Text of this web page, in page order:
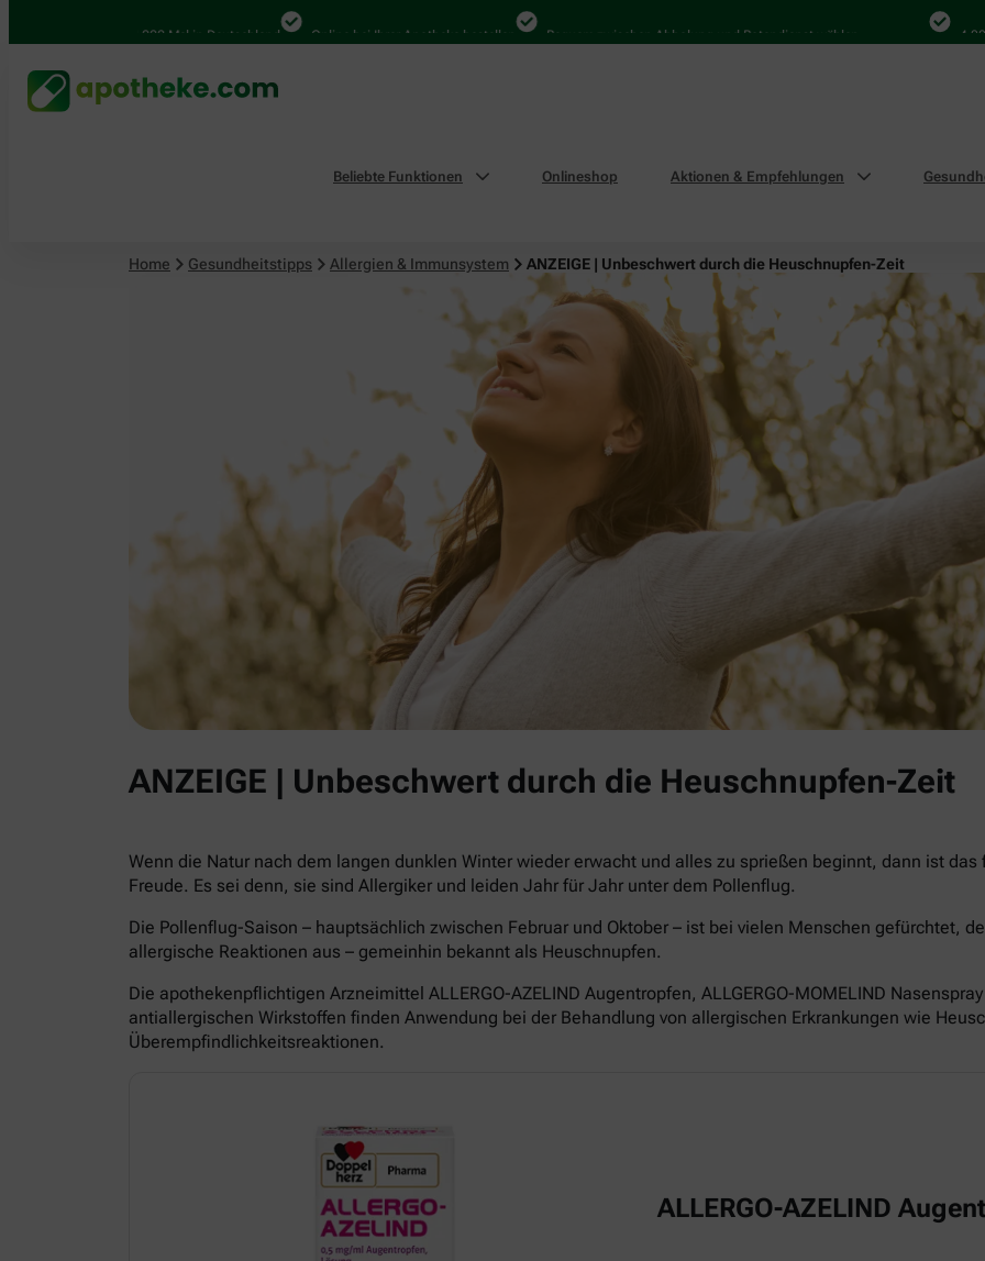
4.000 Mal in Deutschland Online bei Ihrer Apotheke bestellen Bequem zwischen Abholung und Botendienst wählen 4.000 Mal
Beliebte Funktionen Onlineshop Aktionen & Empfehlungen
Home Gesundheitstipps Allergien & Immunsystem ANZEIGE | Unbeschwert durch die Heuschnupfen-Zeit
ANZEIGE | Unbeschwert durch die Heuschnupfen-Zeit
Wenn die Natur nach dem langen dunklen Winter wieder erwacht und alles zu sprießen beginnt, dann ist
Freude. Es sei denn, sie sind Allergiker und leiden Jahr für Jahr unter dem Pollenflug.
Die Pollenflug-Saison – hauptsächlich zwischen Februar und Oktober – ist bei vielen Menschen gefürchtet,
allergische Reaktionen aus – gemeinhin bekannt als Heuschnupfen.
Die apothekenpflichtigen Arzneimittel ALLERGO-AZELIND Augentropfen, ALLGERGO-MOMELIND
antiallergischen Wirkstoffen finden Anwendung bei der Behandlung von allergischen Erkrankungen wie
Überempfindlichkeitsreaktionen.
ALLERGO-AZELIND